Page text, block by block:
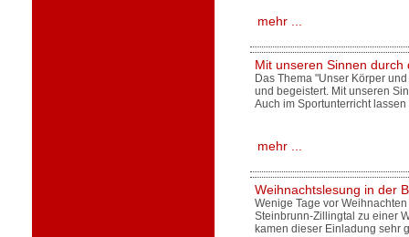
mehr ...
Mit unseren Sinnen durch
Das Thema "Unser Körper
und begeistert. Mit unseren
Auch im Sportunterricht lassen
mehr ...
Weihnachtslesung in der
Wenige Tage vor
Steinbrunn-Zillingtal zu einer
kamen dieser Einladung sehr